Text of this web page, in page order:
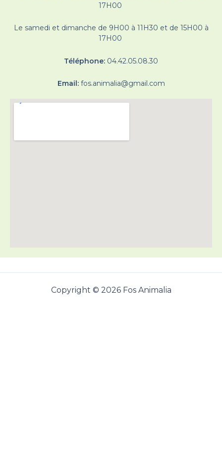
17H00
Le samedi et dimanche de 9H00 à 11H30 et de 15H00 à
17H00
Téléphone: 04.42.05.08.30
Email: fos.animalia@gmail.com
Copyright © 2026 Fos Animalia